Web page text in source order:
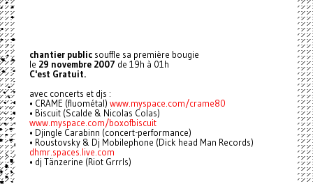
chantier publicsouffle sa première bougie
le 29 novembre 2007 de 19h à 01h
C'est Gratuit.
avec concerts et djs :
• CRAME (fluométal) www.myspace.com/crame80
• Biscuit (Scalde & Nicolas Colas)
www.myspace.com/boxofbiscuit
• Djingle Carabinn (concert-performance)
• Roustovsky & Dj Mobilephone (Dick head Man Records)
dhmr.spaces.live.com
• dj Tänzerine (Riot Grrrls)